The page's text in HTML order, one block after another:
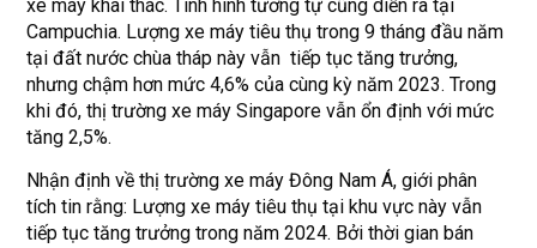
xe máy khai thác. Tình hình tương tự cũng diễn ra tại
Campuchia. Lượng xe máy tiêu thụ trong 9 tháng đầu năm
tại đất nước chùa tháp này vẫn tiếp tục tăng trưởng,
nhưng chậm hơn mức 4,6% của cùng kỳ năm 2023. Trong
khi đó, thị trường xe máy Singapore vẫn ổn định với mức
tăng 2,5%.
Nhận định về thị trường xe máy Đông Nam Á, giới phân
tích tin rằng: Lượng xe máy tiêu thụ tại khu vực này vẫn
tiếp tục tăng trưởng trong năm 2024. Bởi thời gian bán